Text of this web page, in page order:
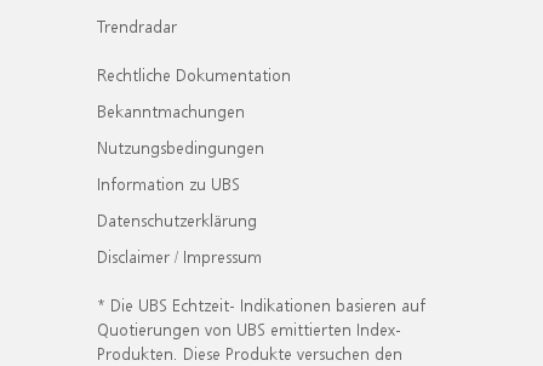
Trendradar
Rechtliche Dokumentation
Bekanntmachungen
Nutzungsbedingungen
Information zu UBS
Datenschutzerklärung
Disclaimer / Impressum
* Die UBS Echtzeit- Indikationen basieren auf
Quotierungen von UBS emittierten Index-
Produkten. Diese Produkte versuchen den